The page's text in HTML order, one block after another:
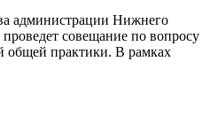
администрации Нижнего
совещание по вопросу
общей практики. В рамках